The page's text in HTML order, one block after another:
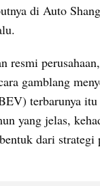
di Auto
resmi
gamblang
terbarunya
yang jelas,
dari strategi